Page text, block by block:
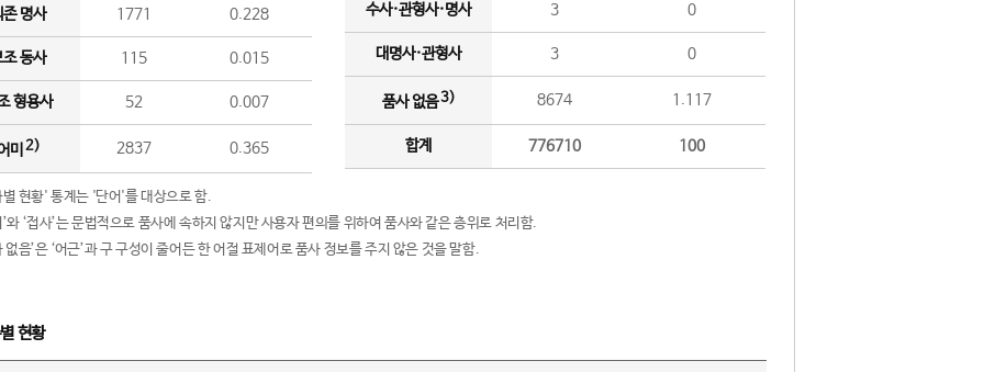
존 명사 1771 0.228
조 동사 115 0.015
형용사 52 0.007
미 2) 2837 0.365
수사·관형사·명사 3 0
대명사·관형사 3 0
품사 없음3) 8674 1.117
합계 776710 100
현황' 통계는 '단어'를 대상으로 함.
와 ‘접사’는 문법적으로 품사에 속하지 않지만 사용자 편의를 위하여 품사와 같은 층위로 처리함.
없음’은 ‘어근’과 구 구성이 줄어든 한 어절 표제어로 품사 정보를 주지 않은 것을 말함.
현황